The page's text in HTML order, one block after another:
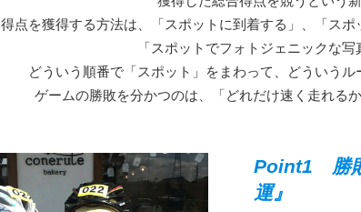
得点を獲得する方法は、「スポットに到着する」、「スポ
「スポットでフォトジェニックな写
どういう順番で「スポット」をまわって、どういうル
ゲームの勝敗を分かつのは、「どれだけ速く走れる
Point1 勝
運』